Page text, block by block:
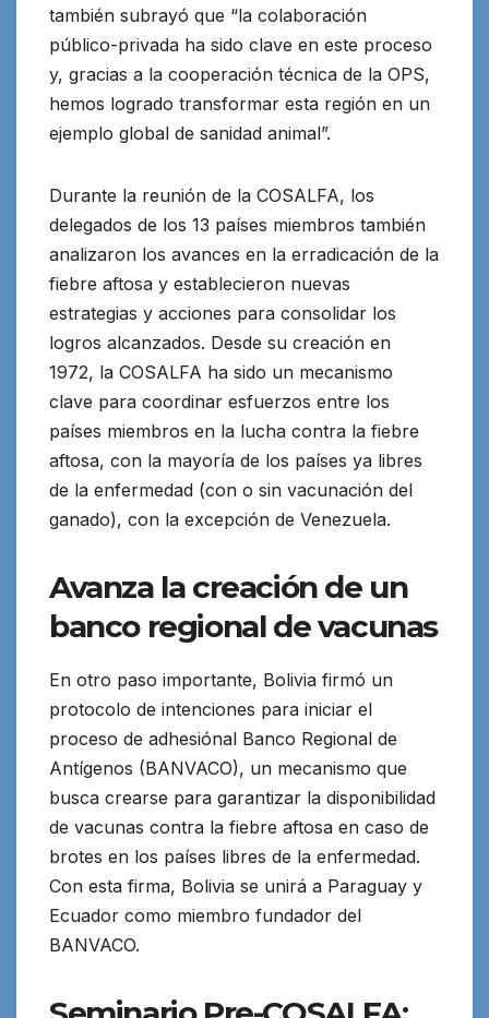
también subrayó que “la colaboración
público-privada ha sido clave en este proceso
y, gracias a la cooperación técnica de la OPS,
hemos logrado transformar esta región en un
ejemplo global de sanidad animal”.
Durante la reunión de la COSALFA, los
delegados de los 13 países miembros también
analizaron los avances en la erradicación de la
fiebre aftosa y establecieron nuevas
estrategias y acciones para consolidar los
logros alcanzados. Desde su creación en
1972, la COSALFA ha sido un mecanismo
clave para coordinar esfuerzos entre los
países miembros en la lucha contra la fiebre
aftosa, con la mayoría de los países ya libres
de la enfermedad (con o sin vacunación del
ganado), con la excepción de Venezuela.
Avanza la creación de un
banco regional de vacunas
En otro paso importante, Bolivia firmó un
protocolo de intenciones para iniciar el
proceso de adhesiónal Banco Regional de
Antígenos (BANVACO), un mecanismo que
busca crearse para garantizar la disponibilidad
de vacunas contra la fiebre aftosa en caso de
brotes en los países libres de la enfermedad.
Con esta firma, Bolivia se unirá a Paraguay y
Ecuador como miembro fundador del
BANVACO.